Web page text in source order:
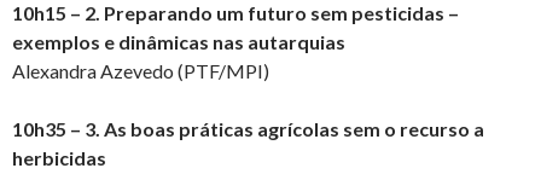
10h15 – 2. Preparando um futuro sem pesticidas –
exemplos e dinâmicas nas autarquias
Alexandra Azevedo (PTF/MPI)
10h35 – 3. As boas práticas agrícolas sem o recurso a
herbicidas